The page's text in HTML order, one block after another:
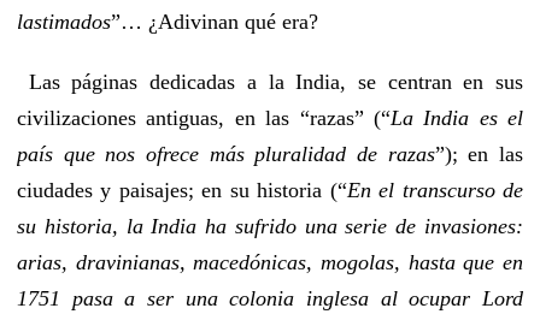
lastimados”… ¿Adivinan qué era?
Las páginas dedicadas a la India, se centran en sus
civilizaciones antiguas, en las “razas” (“La India es el
país que nos ofrece más pluralidad de razas”); en las
ciudades y paisajes; en su historia (“En el transcurso de
su historia, la India ha sufrido una serie de invasiones:
arias, dravinianas, macedónicas, mogolas, hasta que en
1751 pasa a ser una colonia inglesa al ocupar Lord